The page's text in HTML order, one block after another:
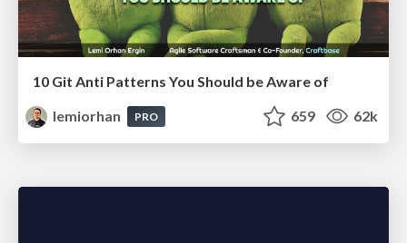
10 Git Anti Patterns You Should be Aware of
lemiorhan
PRO 659 62k